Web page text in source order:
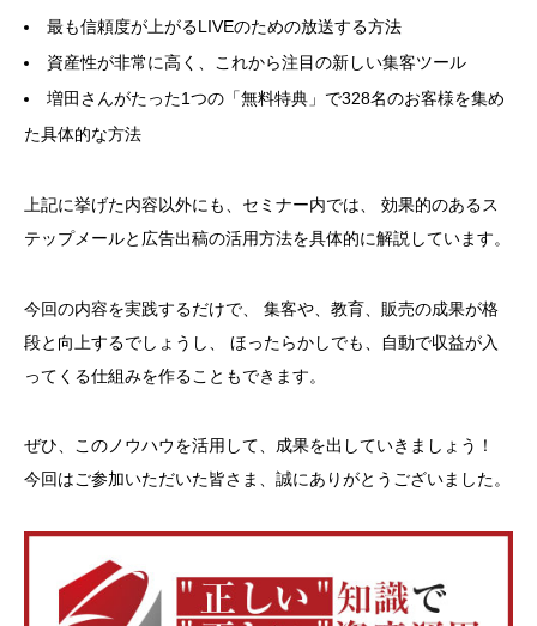
最も信頼度が上がるLIVEのための放送する方法
資産性が非常に高く、これから注目の新しい集客ツール
増田さんがたった1つの「無料特典」で328名のお客様を集め
た具体的な方法
上記に挙げた内容以外にも、セミナー内では、
効果的のあるス
テップメールと広告出稿の活用方法を具体的に解説しています。
今回の内容を実践するだけで、
集客や、教育、販売の成果が格
段と向上するでしょうし、
ほったらかしでも、自動で収益が入
ってくる仕組みを作ることもできます。
ぜひ、このノウハウを活用して、成果を出していきましょう！
今回はご参加いただいた皆さま、誠にありがとうございました。